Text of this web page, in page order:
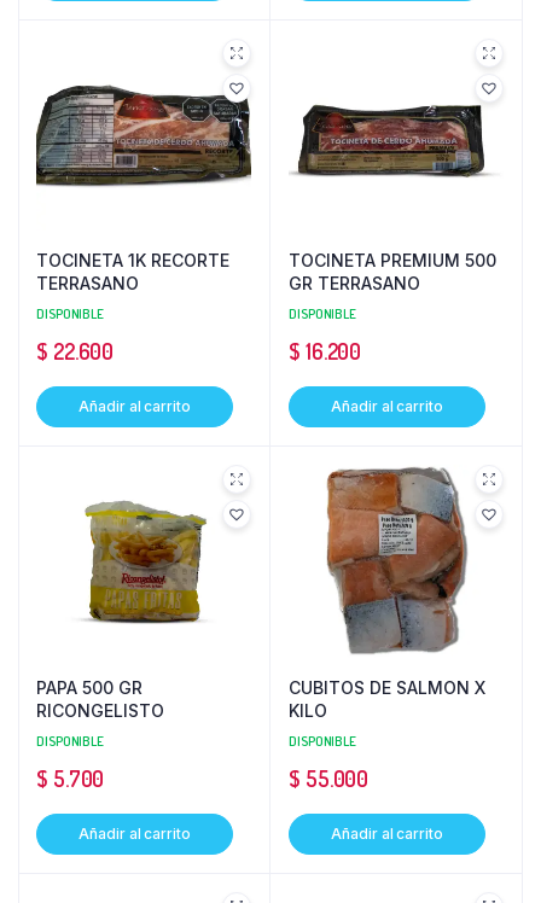
TOCINETA 1K RECORTE
TERRASANO
DISPONIBLE
$ 22.600
Añadir al carrito
TOCINETA PREMIUM 500
GR TERRASANO
DISPONIBLE
$ 16.200
Añadir al carrito
PAPA 500 GR
RICONGELISTO
DISPONIBLE
$ 5.700
Añadir al carrito
CUBITOS DE SALMON X
KILO
DISPONIBLE
$ 55.000
Añadir al carrito